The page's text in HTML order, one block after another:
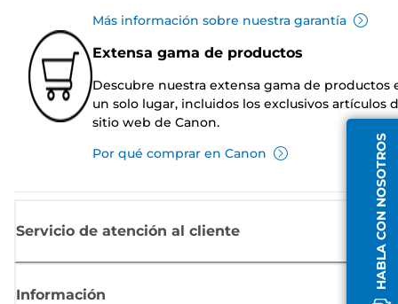
HABLA CON NOSOTROS
Más información sobre nuestra garantía
Extensa gama de productos
Descubre nuestra extensa gama de productos
un solo lugar, incluidos los exclusivos artículos
sitio web de Canon.
Por qué comprar en Canon
Servicio de atención al cliente
Información